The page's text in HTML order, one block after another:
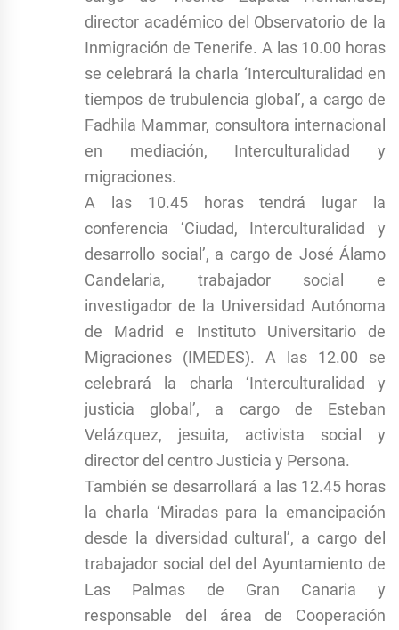
director académico del Observatorio de la
Inmigración de Tenerife. A las 10.00 horas
se celebrará la charla ‘Interculturalidad en
tiempos de trubulencia global’, a cargo de
Fadhila Mammar, consultora internacional
en mediación, Interculturalidad y
migraciones.
A las 10.45 horas tendrá lugar la
conferencia ‘Ciudad, Interculturalidad y
desarrollo social’, a cargo de José Álamo
Candelaria, trabajador social e
investigador de la Universidad Autónoma
de Madrid e Instituto Universitario de
Migraciones (IMEDES). A las 12.00 se
celebrará la charla ‘Interculturalidad y
justicia global’, a cargo de Esteban
Velázquez, jesuita, activista social y
director del centro Justicia y Persona.
También se desarrollará a las 12.45 horas
la charla ‘Miradas para la emancipación
desde la diversidad cultural’, a cargo del
trabajador social del del Ayuntamiento de
Las Palmas de Gran Canaria y
responsable del área de Cooperación